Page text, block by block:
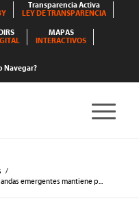
Transparencia Activa
LEY DE TRANSPARENCIA
MAPAS
INTERACTIVOS
Navegar?
/
emergentes mantiene p...